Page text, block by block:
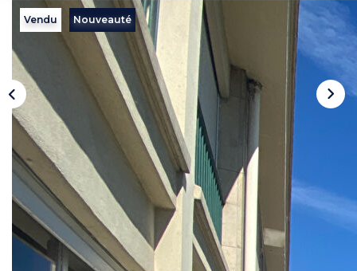
CREVECOEUR
NOS SERVICES
CONTACT
Vendu Nouveauté